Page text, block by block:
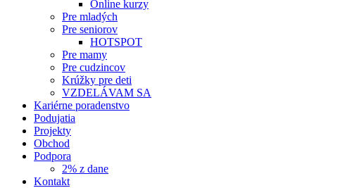
Online kurzy
Pre mladých
Pre seniorov
HOTSPOT
Pre mamy
Pre cudzincov
Krúžky pre deti
VZDELÁVAM SA
Kariérne poradenstvo
Podujatia
Projekty
Obchod
Podpora
2% z dane
Kontakt